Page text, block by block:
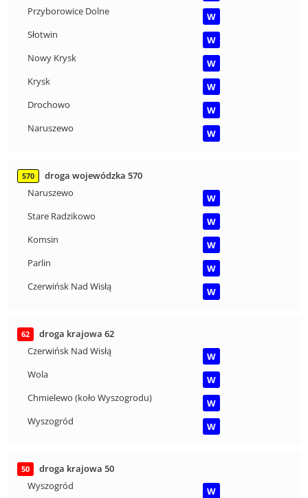
Przyborowice Dolne
W
Słotwin
W
Nowy Krysk
W
Krysk
W
Drochowo
W
Naruszewo
W
570
droga wojewódzka 570
Naruszewo
W
Stare Radzikowo
W
Komsin
W
Parlin
W
Czerwińsk Nad Wisłą
W
62
droga krajowa 62
Czerwińsk Nad Wisłą
W
Wola
W
Chmielewo (koło Wyszogrodu)
W
Wyszogród
W
50
droga krajowa 50
Wyszogród
W